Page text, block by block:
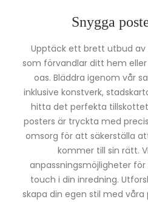
Snygga
Upptäck ett brett utbud av
som förvandlar ditt hem
oas. Bläddra igenom vår
inklusive konstverk,
hitta det perfekta
posters är tryckta med
omsorg för att säkerställa
kommer till sin rätt.
anpassningsmöjligheter
touch i din inredning.
skapa din egen stil med våra